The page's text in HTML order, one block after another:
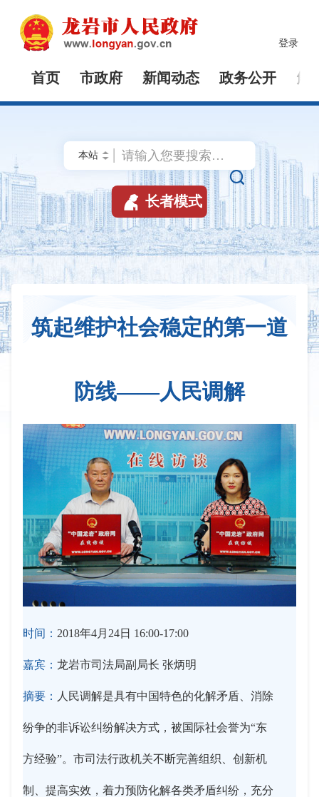
登录
首页 市政府 新闻动态 政务公开 解

 长者模式
筑起维护社会稳定的第一道
防线——人民调解
时间： 2018年4月24日 16:00-17:00
嘉宾： 龙岩市司法局副局长 张炳明
摘要： 人民调解是具有中国特色的化解矛盾、消除
纷争的非诉讼纠纷解决方式，被国际社会誉为“东
方经验”。市司法行政机关不断完善组织、创新机
制、提高实效，着力预防化解各类矛盾纠纷，充分